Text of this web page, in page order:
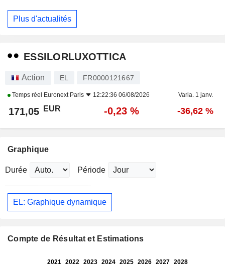
Plus d'actualités
ESSILORLUXOTTICA
Action EL FR0000121667
Temps réel Euronext Paris 12:22:36 06/08/2026 Varia. 1 janv.
171,05 EUR -0,23 % -36,62 %
Graphique
Durée Période
EL: Graphique dynamique
Compte de Résultat et Estimations